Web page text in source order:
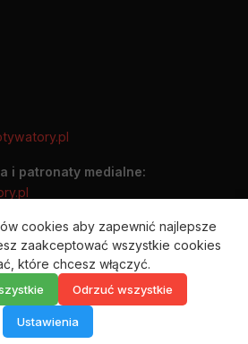
i patronaty medialne:
wysyłać wyłącznie na adres:
— Wszelkie prawa zastrzeżone.
cookies aby zapewnić najlepsze
zaakceptować wszystkie cookies
które chcesz włączyć.
Odrzuć wszystkie
Ustawienia